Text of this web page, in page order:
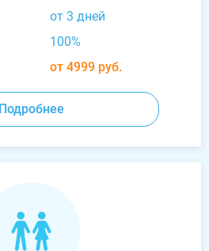
от 3 дней
100%
от 4999 руб.
Подробнее